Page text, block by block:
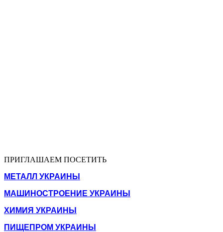
ПРИГЛАШАЕМ ПОСЕТИТЬ
МЕТАЛЛ УКРАИНЫ
МАШИНОСТРОЕНИЕ УКРАИНЫ
ХИМИЯ УКРАИНЫ
ПИЩЕПРОМ УКРАИНЫ